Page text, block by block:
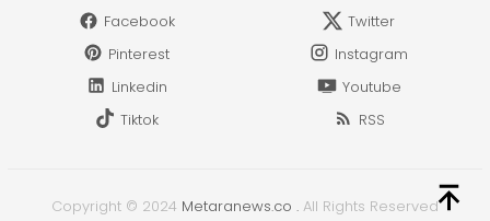
Facebook
Twitter
Pinterest
Instagram
Linkedin
Youtube
Tiktok
RSS
Copyright © 2024 Metaranews.co . All Rights Reserved